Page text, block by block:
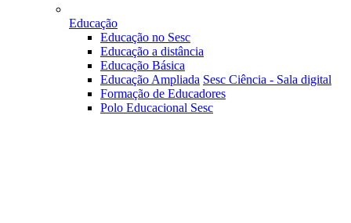
Educação
Educação no Sesc
Educação a distância
Educação Básica
Educação Ampliada Sesc Ciência - Sala digital
Formação de Educadores
Polo Educacional Sesc